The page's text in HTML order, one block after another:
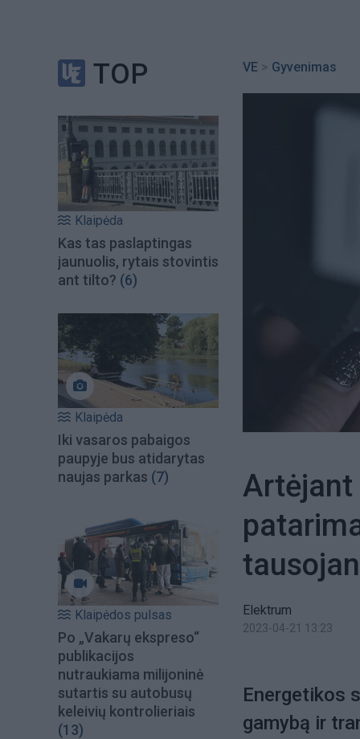
TOP
Klaipėda
Kas tas paslaptingas
jaunuolis, rytais stovintis
ant tilto? (6)
Klaipėda
Iki vasaros pabaigos
paupyje bus atidarytas
naujas parkas (7)
Klaipėdos pulsas
Po „Vakarų ekspreso“
publikacijos
nutraukiama milijoninė
sutartis su autobusų
keleivių kontrolieriais
(13)
VE > Gyvenimas
Artėjant
Elektrum
2023-04-21 13:23
Energetikos
gamybą ir